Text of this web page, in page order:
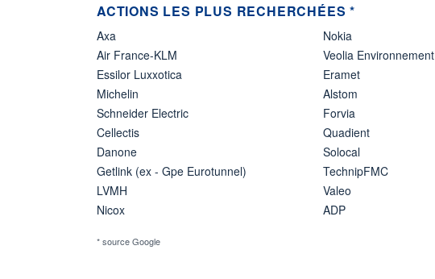
ACTIONS LES PLUS RECHERCHÉES *
Axa
Air France-KLM
Essilor Luxxotica
Michelin
Schneider Electric
Cellectis
Danone
Getlink (ex - Gpe Eurotunnel)
LVMH
Nicox
Nokia
Veolia Environnement
Eramet
Alstom
Forvia
Quadient
Solocal
TechnipFMC
Valeo
ADP
* source Google